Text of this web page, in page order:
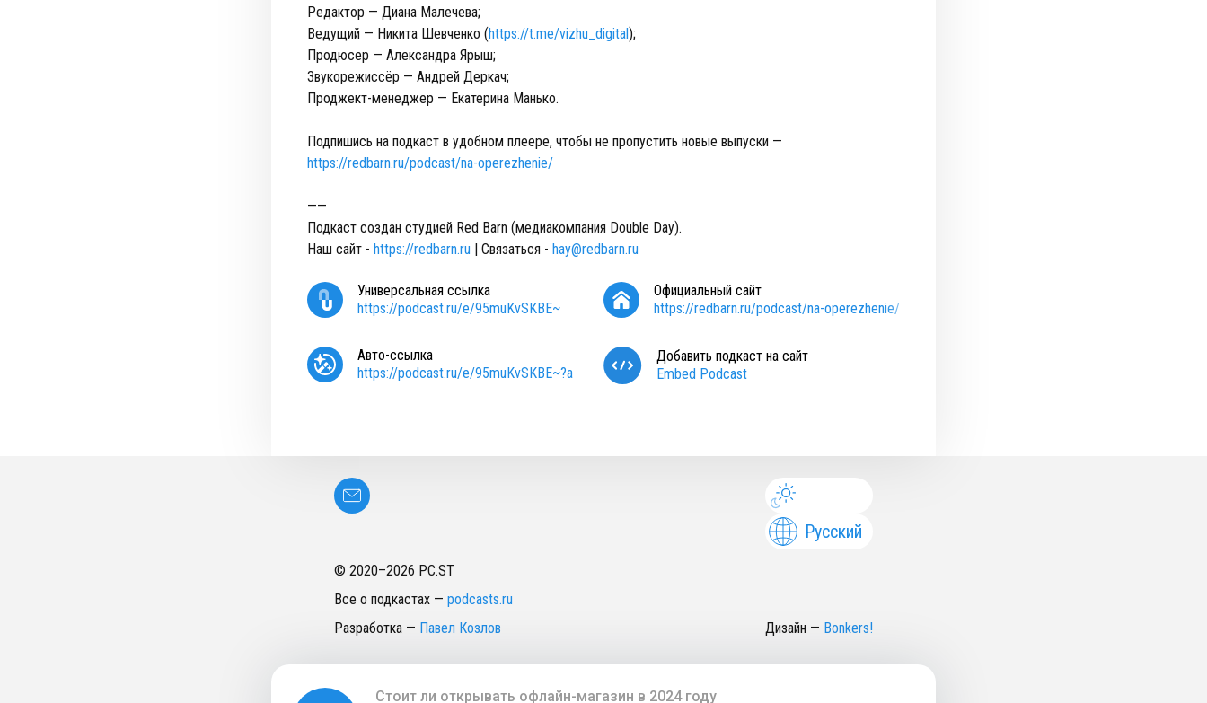
Редактор — Диана Малечева;
Ведущий — Никита Шевченко (https://t.me/vizhu_digital);
Продюсер — Александра Ярыш;
Звукорежиссёр — Андрей Деркач;
Проджект-менеджер — Екатерина Манько.
Подпишись на подкаст в удобном плеере, чтобы не пропустить новые выпуски —
https://redbarn.ru/podcast/na-operezhenie/
——
Подкаст создан студией Red Barn (медиакомпания Double Day).
Наш сайт - https://redbarn.ru | Связаться - hay@redbarn.ru
Универсальная ссылка
https://podcast.ru/e/95muKvSKBE~
Официальный сайт
https://redbarn.ru/podcast/na-operezhenie/
Авто-ссылка
https://podcast.ru/e/95muKvSKBE~?a
Добавить подкаст на сайт
Embed Podcast
Русский
© 2020–2026 PC.ST
Все о подкастах — podcasts.ru
Разработка — Павел Козлов Дизайн — Bonkers!
Стоит ли открывать офлайн-магазин в 2024 году